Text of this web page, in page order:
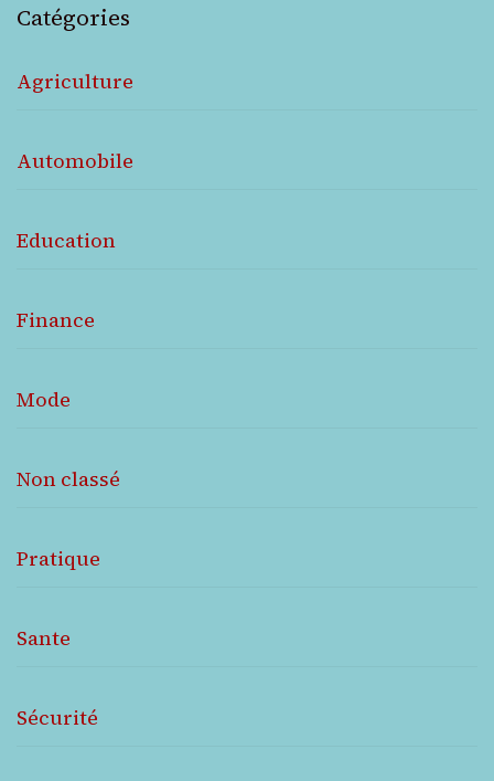
Catégories
Agriculture
Automobile
Education
Finance
Mode
Non classé
Pratique
Sante
Sécurité